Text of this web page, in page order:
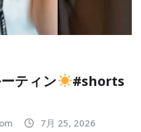
ティン
#shorts
7月 25, 2026